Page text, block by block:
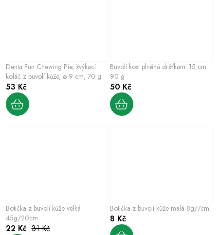
Denta Fun Chewing Pie, žvýkací
koláč z buvolí kůže, ø 9 cm, 70 g
53 Kč
Buvolí kost plněná dršťkami 15 cm
90 g
50 Kč
Botička z buvolí kůže velká
45g/20cm
22 Kč 31 Kč
Botička z buvolí kůže malá 8g/7cm
8 Kč